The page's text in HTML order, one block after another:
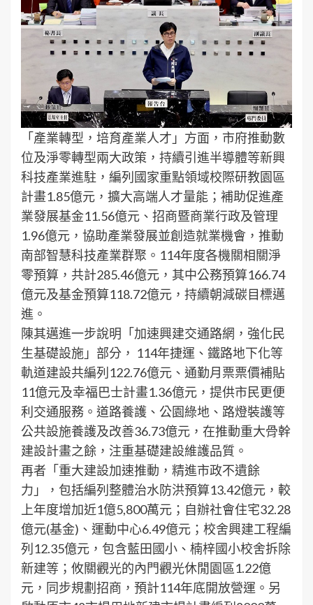
「產業轉型，培育產業人才」方面，市府推動數
位及淨零轉型兩大政策，持續引進半導體等新興
科技產業進駐，編列國家重點領域校際研教園區
計畫1.85億元，擴大高端人才量能；補助促進產
業發展基金11.56億元、招商暨商業行政及管理
1.96億元，協助產業發展並創造就業機會，推動
南部智慧科技產業群聚。114年度各機關相關淨
零預算，共計285.46億元，其中公務預算166.74
億元及基金預算118.72億元，持續朝減碳目標邁
進。
陳其邁進一步說明「加速興建交通路網，強化民
生基礎設施」部分， 114年捷運、鐵路地下化等
軌道建設共編列122.76億元、通勤月票票價補貼
11億元及幸福巴士計畫1.36億元，提供市民更便
利交通服務。道路養護、公園綠地、路燈裝護等
公共設施養護及改善36.73億元，在推動重大骨幹
建設計畫之餘，注重基礎建設維護品質。
再者「重大建設加速推動，精進市政不遺餘
力」，包括編列整體治水防洪預算13.42億元，較
上年度增加近1億5,800萬元；自辦社會住宅32.28
億元(基金)、運動中心6.49億元；校舍興建工程編
列12.35億元，包含藍田國小、楠梓國小校舍拆除
新建等；攸關觀光的內門觀光休閒園區1.22億
元，同步規劃招商，預計114年底開放營運。另